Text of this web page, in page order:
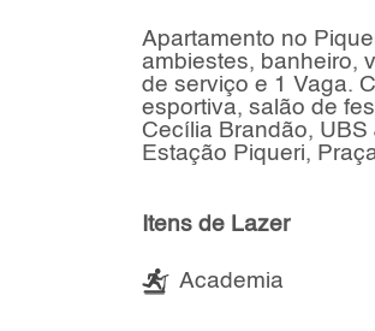
Apartamento no
ambiestes, banheiro,
de serviço e 1 Vaga.
esportiva, salão de
Cecília Brandão, UBS
Estação Piqueri,
Itens de Lazer
Academia